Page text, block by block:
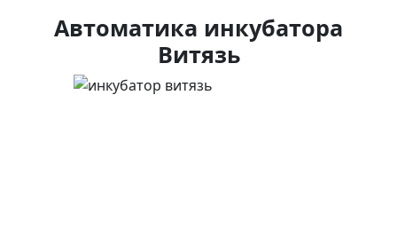
Автоматика инкубатора
Витязь